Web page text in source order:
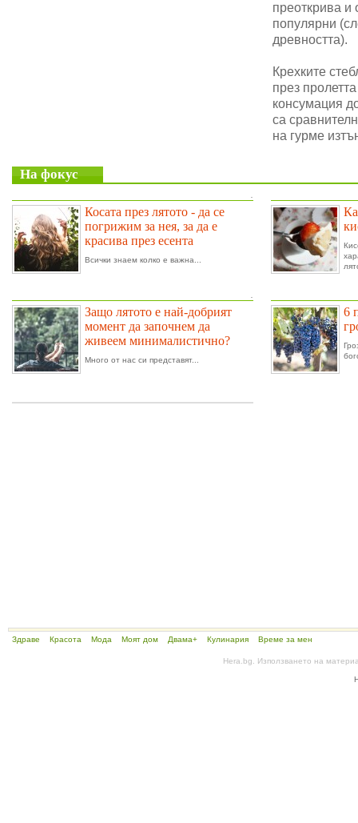
преоткрива и
популярни
древността).
Крехките
през
консумация
са
на гурме
На фокус
Косата през лятото - да се
погрижим за нея, за да е
красива през есента
Всички знаем колко е важна...
Защо лятото е най-добрият
момент да започнем да
живеем минималистично?
Много от нас си представят...
6
Здраве Красота Мода Моят дом Двама+ Кулинария Време за мен
Hera.bg. Използването на